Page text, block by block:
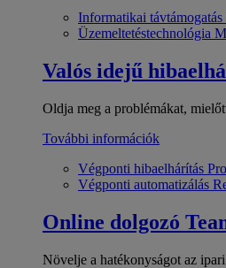
Informatikai távtámogatás
Üzemeltetéstechnológia
Valós idejű
Oldja meg a problémákat,
További információk
Végponti hibaelhárítás
Végponti automatizálás
Online dolgozó
Növelje a hatékonyságot az